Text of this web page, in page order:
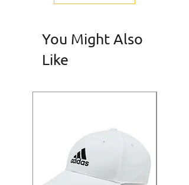
You Might Also
Like